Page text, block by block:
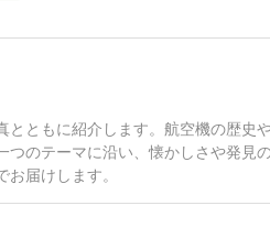
ともに紹介します。航空機の歴史
のテーマに沿い、懐かしさや発見
届けします。